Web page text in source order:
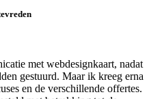
met webdesignkaart, nadat
gestuurd. Maar ik kreeg erna
en de verschillende offertes.